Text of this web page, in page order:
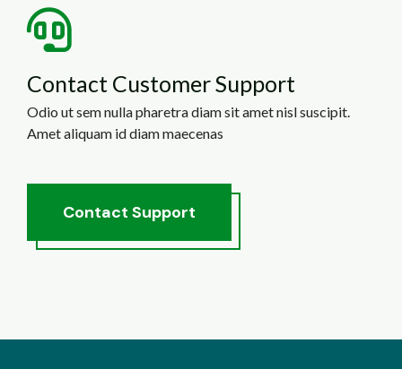
Contact Customer Support
Odio ut sem nulla pharetra diam sit amet nisl suscipit.
Amet aliquam id diam maecenas
Contact Support